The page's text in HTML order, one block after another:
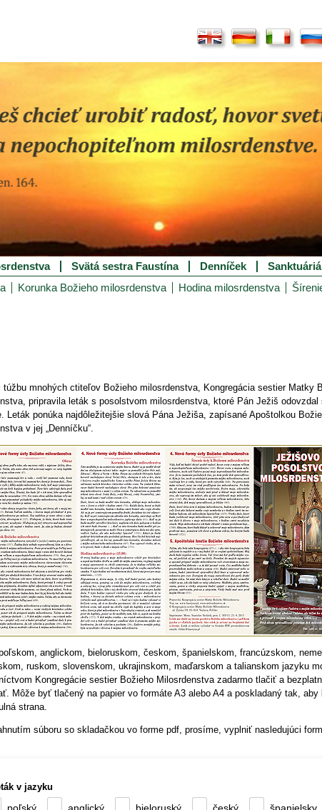
Svätá sestra Faustína Denníček
Sanktuáriá
Korunka Božieho milosrdenstva Hodina milosrdenstva
túžbu mnohých ctiteľov Božieho milosrdenstva, Kongregácia sestier Matky
pripravila leták s posolstvom milosrdenstva, ktoré Pán Ježiš odovzdal
Leták ponúka najdôležitejšie slová Pána Ježiša, zapísané Apoštolkou
v jej „Denníčku“.
anglickom, bieloruskom, českom, španielskom, francúzskom,
ruskom, slovenskom, ukrajinskom, maďarskom a talianskom jazyku
Kongregácie sestier Božieho Milosrdenstva zadarmo tlačiť a
Môže byť tlačený na papier vo formáte A3 alebo A4 a poskladaný tak, aby
strana.
súboru so skladačkou vo forme pdf, prosíme, vyplniť nasledujúci
v jazyku